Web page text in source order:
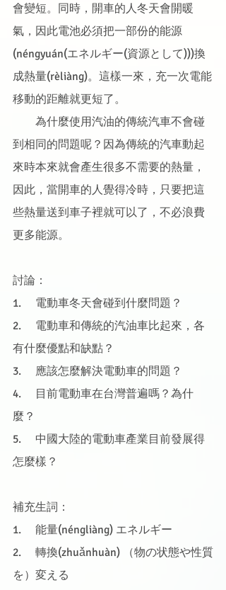
會變短。同時，開車的人冬天會開暖
氣，因此電池必須把一部份的能源
(néngyuán(エネルギー(資源として)))換
成熱量(rèliàng)。這樣一來，充一次電能
移動的距離就更短了。
為什麼使用汽油的傳統汽車不會碰
到相同的問題呢？因為傳統的汽車動起
來時本來就會產生很多不需要的熱量，
因此，當開車的人覺得冷時，只要把這
些熱量送到車子裡就可以了，不必浪費
更多能源。
討論：
1.     電動車冬天會碰到什麼問題？
2.     電動車和傳統的汽油車比起來，各
有什麼優點和缺點？
3.     應該怎麼解決電動車的問題？
4.     目前電動車在台灣普遍嗎？為什
麼？
5.     中國大陸的電動車產業目前發展得
怎麼樣？
補充生詞：
1.     能量(néngliàng) エネルギー
2.     轉換(zhuǎnhuàn) （物の状態や性質
を）変える